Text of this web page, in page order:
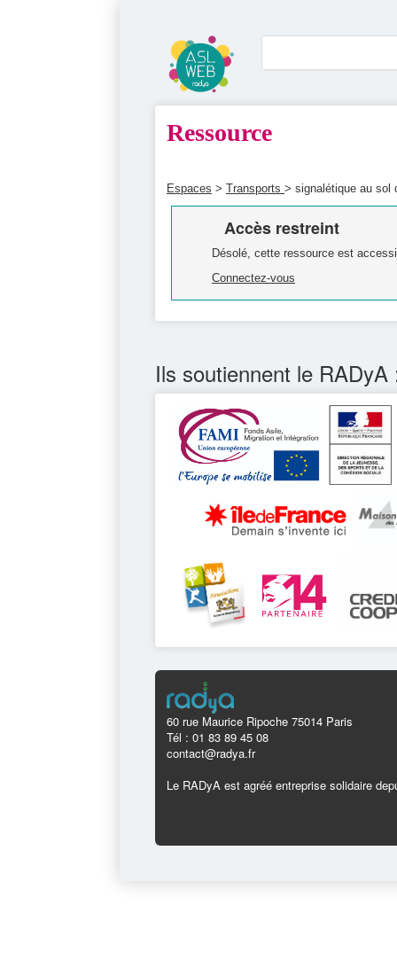
Ressource
Espaces > Transports > signalétique au sol
Accès restreint
Désolé, cette ressource est
Connectez-vous
Ils soutiennent le RADyA
60 rue Maurice Ripoche 75014 Paris
Tél : 01 83 89 45 08
contact@radya.fr
Le RADyA est agréé entreprise solidaire